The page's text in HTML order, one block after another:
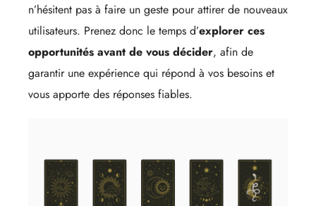
n’hésitent pas à faire un geste pour attirer de nouveaux
utilisateurs. Prenez donc le temps d’explorer ces
opportunités avant de vous décider, afin de
garantir une expérience qui répond à vos besoins et
vous apporte des réponses fiables.